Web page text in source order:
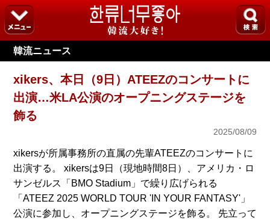
韓流ニュース
xikers、本日（9日）ATEEZのコンサートに
出演…米LA公演のオープニングステージを
飾る
2025/08/09
xikersが所属事務所の直属の先輩ATEEZのコンサートに
出演する。 xikersは9日（現地時間8日）、アメリカ・ロ
サンゼルス「BMO Stadium」で繰り広げられる
「ATEEZ 2025 WORLD TOUR 'IN YOUR FANTASY'」
公演に参加し、オープニングステージを飾る。 先立って